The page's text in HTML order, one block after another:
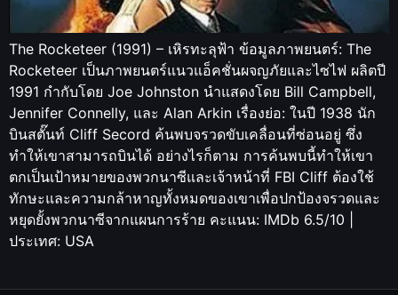
The Rocketeer (1991) – เหิรทะลุฟ้า ข้อมูลภาพยนตร์: The
Rocketeer เป็นภาพยนตร์แนวแอ็คชั่นผจญภัยและไซไฟ ผลิตปี
1991 กำกับโดย Joe Johnston นำแสดงโดย Bill Campbell,
Jennifer Connelly, และ Alan Arkin เรื่องย่อ: ในปี 1938 นัก
บินสตั๊นท์ Cliff Secord ค้นพบจรวดขับเคลื่อนที่ซ่อนอยู่ ซึ่ง
ทำให้เขาสามารถบินได้ อย่างไรก็ตาม การค้นพบนี้ทำให้เขา
ตกเป็นเป้าหมายของพวกนาซีและเจ้าหน้าที่ FBI Cliff ต้องใช้
ทักษะและความกล้าหาญทั้งหมดของเขาเพื่อปกป้องจรวดและ
หยุดยั้งพวกนาซีจากแผนการร้าย คะแนน: IMDb 6.5/10 |
ประเทศ: USA